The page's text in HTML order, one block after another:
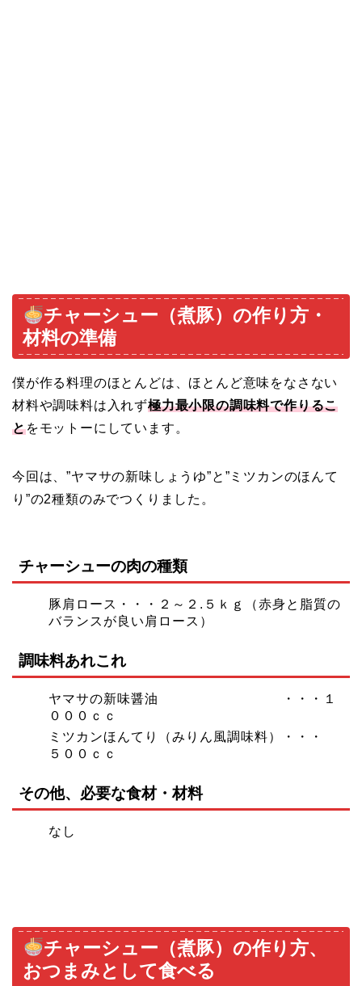
チャーシュー（煮豚）の作り方・
材料の準備
僕が作る料理のほとんどは、ほとんど意味をなさない
材料や調味料は入れず極力最小限の調味料で作りるこ
とをモットーにしています。
今回は、”ヤマサの新味しょうゆ”と”ミツカンのほんて
り”の2種類のみでつくりました。
チャーシューの肉の種類
豚肩ロース・・・２～２.５ｋｇ（赤身と脂質の
バランスが良い肩ロース）
調味料あれこれ
ヤマサの新味醤油 ・・・１
０００ｃｃ
ミツカンほんてり（みりん風調味料）・・・
５００ｃｃ
その他、必要な食材・材料
なし
チャーシュー（煮豚）の作り方、
おつまみとして食べる